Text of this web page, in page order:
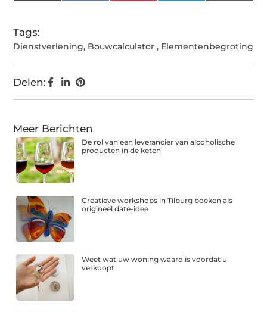
(Twitter)
Tags:
Dienstverlening, Bouwcalculator , Elementenbegroting
Delen:
Meer Berichten
De rol van een leverancier van alcoholische
producten in de keten
Creatieve workshops in Tilburg boeken als
origineel date-idee
Weet wat uw woning waard is voordat u
verkoopt